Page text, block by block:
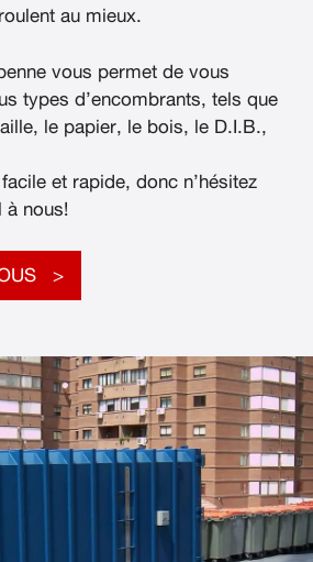
au mieux.
vous permet de vous
types d’encombrants, tels que
le papier, le bois, le D.I.B.,
et rapide, donc n’hésitez
à nous!